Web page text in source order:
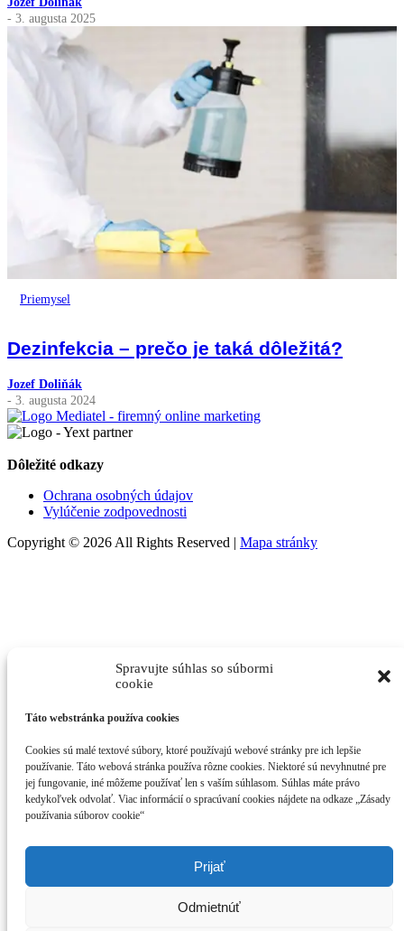
Spravujte súhlas so súbormi
cookie
Táto webstránka používa cookies
Cookies sú malé textové súbory, ktoré používajú webové stránky pre ich lepšie
používanie. Táto webová stránka používa rôzne cookies. Niektoré sú nevyhnutné pre
jej fungovanie, iné môžeme používať len s vaším súhlasom. Súhlas máte právo
kedykoľvek odvolať. Viac informácií o spracúvaní cookies nájdete na odkaze „Zásady
používania súborov cookie“
Prijať
Odmietnúť
- 3. augusta 2025
Priemysel
Dezinfekcia – prečo je taká dôležitá?
Jozef Doliňák
- 3. augusta 2024
Dôležité odkazy
Ochrana osobných údajov
Vylúčenie zodpovednosti
Copyright © 2026 All Rights Reserved | Mapa stránky